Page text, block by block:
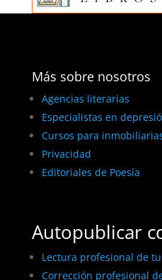
Más sobre nosotros
Agencias literarias
Especialistas en
Cursos para
Privacidad
Editoriales de Poesía
Autopublicar
Lectura profesional de
Corrección profesional